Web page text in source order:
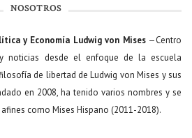
NOSOTROS
y Economía Ludwig von Mises—Centro
noticias desde el enfoque de la escuela
de libertad de Ludwig von Mises y sus
en 2008, ha tenido varios nombres y se
como Mises Hispano (2011-2018).